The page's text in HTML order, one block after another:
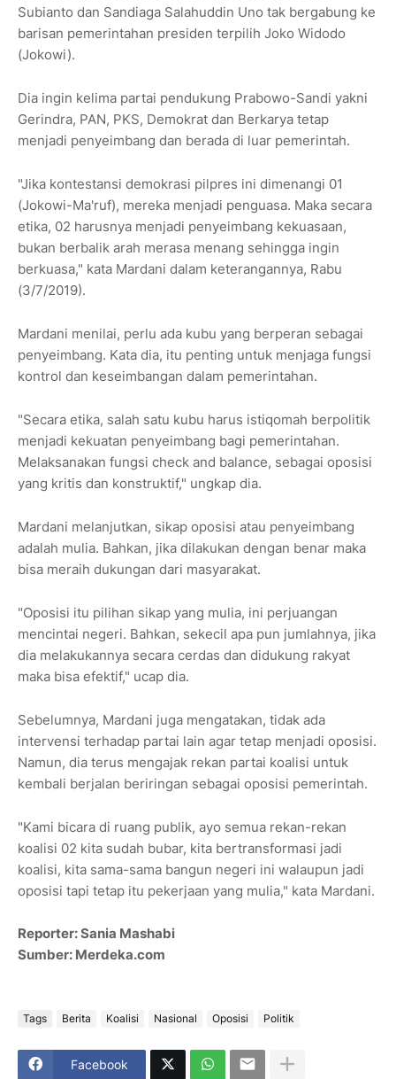
Subianto dan Sandiaga Salahuddin Uno tak bergabung ke
barisan pemerintahan presiden terpilih Joko Widodo
(Jokowi).
Dia ingin kelima partai pendukung Prabowo-Sandi yakni
Gerindra, PAN, PKS, Demokrat dan Berkarya tetap
menjadi penyeimbang dan berada di luar pemerintah.
"Jika kontestansi demokrasi pilpres ini dimenangi 01
(Jokowi-Ma'ruf), mereka menjadi penguasa. Maka secara
etika, 02 harusnya menjadi penyeimbang kekuasaan,
bukan berbalik arah merasa menang sehingga ingin
berkuasa," kata Mardani dalam keterangannya, Rabu
(3/7/2019).
Mardani menilai, perlu ada kubu yang berperan sebagai
penyeimbang. Kata dia, itu penting untuk menjaga fungsi
kontrol dan keseimbangan dalam pemerintahan.
"Secara etika, salah satu kubu harus istiqomah berpolitik
menjadi kekuatan penyeimbang bagi pemerintahan.
Melaksanakan fungsi check and balance, sebagai oposisi
yang kritis dan konstruktif," ungkap dia.
Mardani melanjutkan, sikap oposisi atau penyeimbang
adalah mulia. Bahkan, jika dilakukan dengan benar maka
bisa meraih dukungan dari masyarakat.
"Oposisi itu pilihan sikap yang mulia, ini perjuangan
mencintai negeri. Bahkan, sekecil apa pun jumlahnya, jika
dia melakukannya secara cerdas dan didukung rakyat
maka bisa efektif," ucap dia.
Sebelumnya, Mardani juga mengatakan, tidak ada
intervensi terhadap partai lain agar tetap menjadi oposisi.
Namun, dia terus mengajak rekan partai koalisi untuk
kembali berjalan beriringan sebagai oposisi pemerintah.
"Kami bicara di ruang publik, ayo semua rekan-rekan
koalisi 02 kita sudah bubar, kita bertransformasi jadi
koalisi, kita sama-sama bangun negeri ini walaupun jadi
oposisi tapi tetap itu pekerjaan yang mulia," kata Mardani.
Reporter: Sania Mashabi
Sumber: Merdeka.com
Tags Berita Koalisi Nasional Oposisi Politik
Facebook